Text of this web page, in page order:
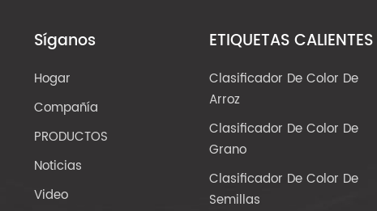
Síganos
Hogar
Compañía
PRODUCTOS
Noticias
Video
ETIQUETAS CALIENTES
Clasificador De Color De
Arroz
Clasificador De Color De
Grano
Clasificador De Color De
Semillas